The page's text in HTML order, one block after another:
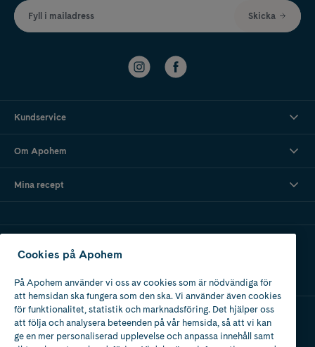
Fyll i mailadress Skicka
Kundservice
Om Apohem
Mina recept
Apotek med tillstånd
av Läkemedelsverket
Cookies på Apohem
På Apohem använder vi oss av cookies som är nödvändiga för
att hemsidan ska fungera som den ska. Vi använder även cookies
för funktionalitet, statistik och marknadsföring. Det hjälper oss
att följa och analysera beteenden på vår hemsida, så att vi kan
ge en mer personaliserad upplevelse och anpassa innehåll samt